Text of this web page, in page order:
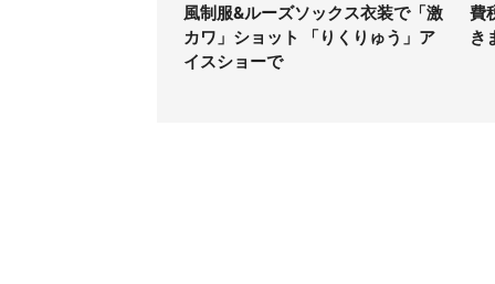
風制服&ルーズソックス衣装で「激
カワ」ショット 「りくりゅう」ア
イスショーで
費
き